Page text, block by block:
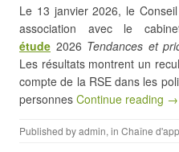
Le 13 janvier 2026, le
association avec le
étude 2026 Tendances et
Les résultats montrent un
compte de la RSE dans les
personnes Continue reading →
Published byadmin, in Chaîne